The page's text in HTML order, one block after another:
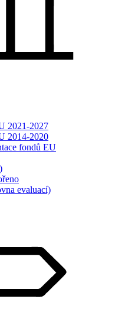
2021-2027
2014-2020
fondů EU
evaluací)